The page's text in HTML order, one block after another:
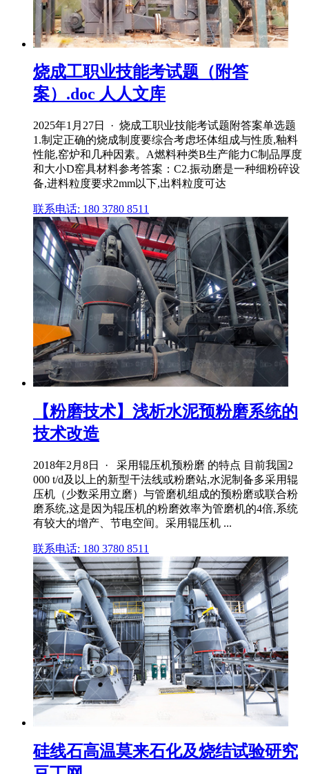
烧成工职业技能考试题（附答
案）.doc 人人文库
2025年1月27日 · 烧成工职业技能考试题附答案单选题
1.制定正确的烧成制度要综合考虑坯体组成与性质,釉料
性能,窑炉和几种因素。A燃料种类B生产能力C制品厚度
和大小D窑具材料参考答案：C2.振动磨是一种细粉碎设
备,进料粒度要求2mm以下,出料粒度可达
联系电话: 180 3780 8511
【粉磨技术】浅析水泥预粉磨系统的
技术改造
2018年2月8日 · 采用辊压机预粉磨 的特点 目前我国2
000 t/d及以上的新型干法线或粉磨站,水泥制备多采用辊
压机（少数采用立磨）与管磨机组成的预粉磨或联合粉
磨系统,这是因为辊压机的粉磨效率为管磨机的4倍,系统
有较大的增产、节电空间。采用辊压机 ...
联系电话: 180 3780 8511
硅线石高温莫来石化及烧结试验研究